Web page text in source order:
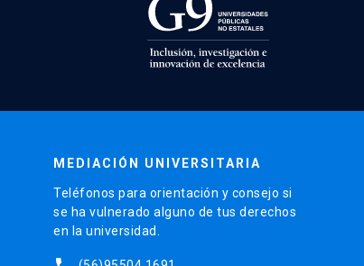
MEDIACIÓN UNIVERSITARIA
Teléfonos para orientación y consejo si
se ha vulnerado alguno de tus derechos
en la universidad.